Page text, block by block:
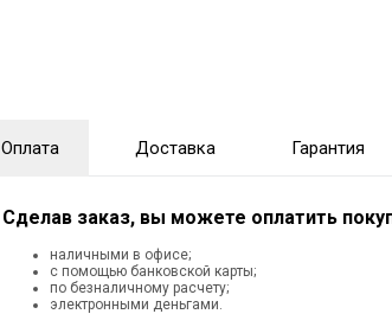
Оплата Доставка Гарантия
Сделав заказ, вы можете оплатить
наличными в офисе;
с помощью банковской карты;
по безналичному расчету;
электронными деньгами.